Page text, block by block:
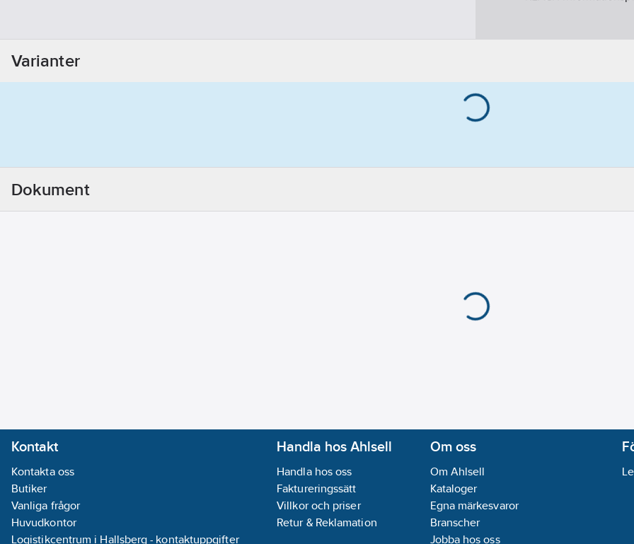
Varianter
Dokument
Kontakt
Kontakta oss
Butiker
Vanliga frågor
Huvudkontor
Logistikcentrum i Hallsberg - kontaktuppgifter
Handla hos Ahlsell
Handla hos oss
Faktureringssätt
Villkor och priser
Retur & Reklamation
Om oss
Om Ahlsell
Kataloger
Egna märkesvaror
Branscher
Jobba hos oss